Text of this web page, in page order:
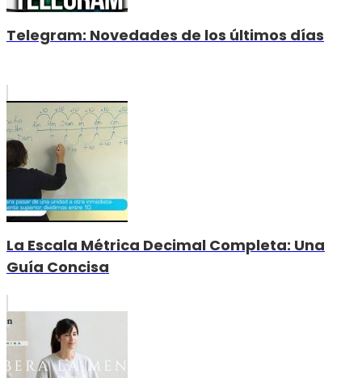
Telegram: Novedades de los últimos días
La Escala Métrica Decimal Completa: Una
Guía Concisa